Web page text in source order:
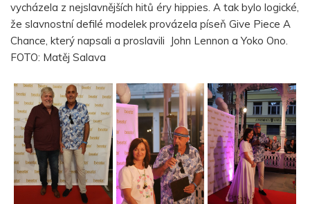
vycházela z nejslavnějších hitů éry hippies. A tak bylo logické,
že slavnostní defilé modelek provázela píseň Give Piece A
Chance, který napsali a proslavili John Lennon a Yoko Ono.
FOTO: Matěj Salava